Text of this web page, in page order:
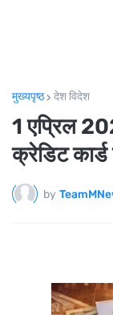
मुख्यपृष्ठ देश विदेश
1 एप्रिल
क्रेडिट
by